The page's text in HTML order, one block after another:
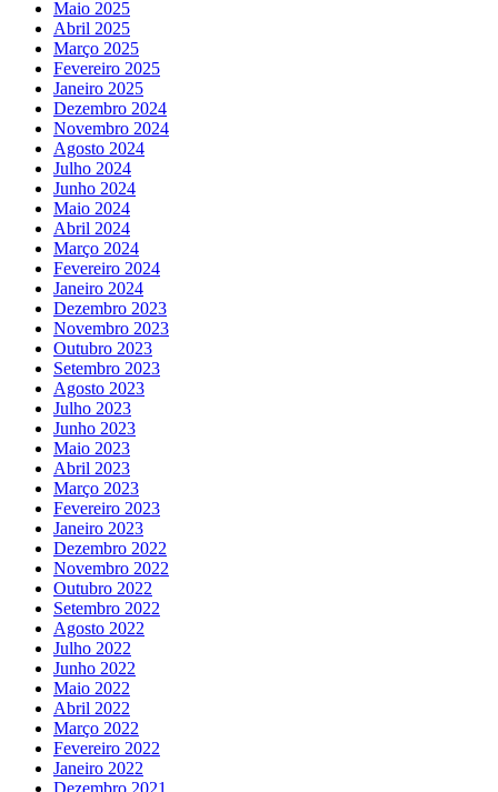
Maio 2025
Abril 2025
Março 2025
Fevereiro 2025
Janeiro 2025
Dezembro 2024
Novembro 2024
Agosto 2024
Julho 2024
Junho 2024
Maio 2024
Abril 2024
Março 2024
Fevereiro 2024
Janeiro 2024
Dezembro 2023
Novembro 2023
Outubro 2023
Setembro 2023
Agosto 2023
Julho 2023
Junho 2023
Maio 2023
Abril 2023
Março 2023
Fevereiro 2023
Janeiro 2023
Dezembro 2022
Novembro 2022
Outubro 2022
Setembro 2022
Agosto 2022
Julho 2022
Junho 2022
Maio 2022
Abril 2022
Março 2022
Fevereiro 2022
Janeiro 2022
Dezembro 2021